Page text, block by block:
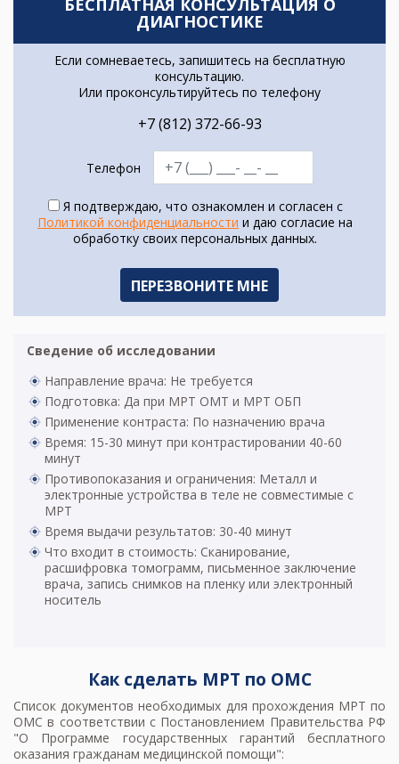
БЕСПЛАТНАЯ КОНСУЛЬТАЦИЯ О
ДИАГНОСТИКЕ
Если сомневаетесь, запишитесь на бесплатную
консультацию.
Или проконсультируйтесь по телефону
+7 (812) 372-66-93
Телефон
Я подтверждаю, что ознакомлен и согласен с
Политикой конфиденциальности и даю согласие на
обработку своих персональных данных.
Сведение об исследовании
Направление врача: Не требуется
Подготовка: Да при МРТ ОМТ и МРТ ОБП
Применение контраста: По назначению врача
Время: 15-30 минут при контрастировании 40-60
минут
Противопоказания и ограничения: Металл и
электронные устройства в теле не совместимые с
МРТ
Время выдачи результатов: 30-40 минут
Что входит в стоимость: Сканирование,
расшифровка томограмм, письменное заключение
врача, запись снимков на пленку или электронный
носитель
Как сделать МРТ по ОМС
Список документов необходимых для прохождения МРТ по
ОМС в соответствии с Постановлением Правительства РФ
"О Программе государственных гарантий бесплатного
оказания гражданам медицинской помощи":